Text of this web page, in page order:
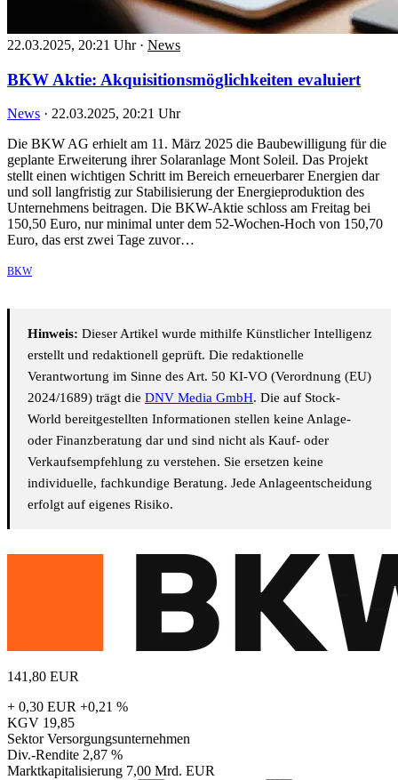
22.03.2025, 20:21 Uhr · News
BKW Aktie: Akquisitionsmöglichkeiten evaluiert
News · 22.03.2025, 20:21 Uhr
Die BKW AG erhielt am 11. März 2025 die Baubewilligung für die
geplante Erweiterung ihrer Solaranlage Mont Soleil. Das Projekt
stellt einen wichtigen Schritt im Bereich erneuerbarer Energien dar
und soll langfristig zur Stabilisierung der Energieproduktion des
Unternehmens beitragen. Die BKW-Aktie schloss am Freitag bei
150,50 Euro, nur minimal unter dem 52-Wochen-Hoch von 150,70
Euro, das erst zwei Tage zuvor…
BKW
Hinweis: Dieser Artikel wurde mithilfe Künstlicher Intelligenz
erstellt und redaktionell geprüft. Die redaktionelle
Verantwortung im Sinne des Art. 50 KI-VO (Verordnung (EU)
2024/1689) trägt die DNV Media GmbH. Die auf Stock-
World bereitgestellten Informationen stellen keine Anlage-
oder Finanzberatung dar und sind nicht als Kauf- oder
Verkaufsempfehlung zu verstehen. Sie ersetzen keine
individuelle, fachkundige Beratung. Jede Anlageentscheidung
erfolgt auf eigenes Risiko.
141,80 EUR
+ 0,30 EUR +0,21 %
KGV 19,85
Sektor Versorgungsunternehmen
Div.-Rendite 2,87 %
Marktkapitalisierung 7,00 Mrd. EUR